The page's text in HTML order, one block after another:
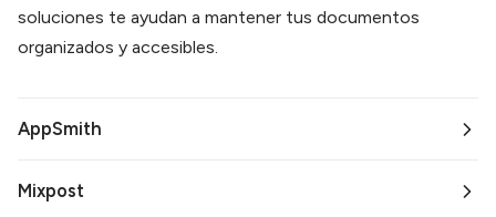
soluciones te ayudan a mantener tus documentos
organizados y accesibles.
AppSmith
Mixpost